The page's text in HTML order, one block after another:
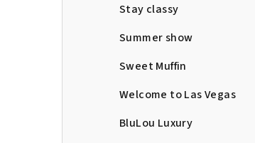
Stay classy
Summer show
Sweet Muffin
Welcome to Las Vegas
BluLou Luxury